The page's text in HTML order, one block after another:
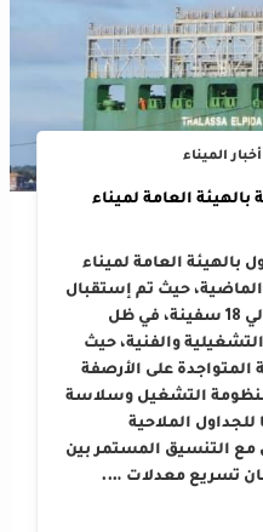
أخبار الميناء
بالهيئة العامة لميناء
بالهيئة العامة لميناء
خلال الـ 24 ساعة الماضية، حيث تم إستقبال
عدد 11 سفينة ومغادرة 7 بإجمالي 18 سفينة، في ظل
والفنية، حيث
المتواجدة على الأرصفة
منظومة التشغيل وسلاسة
الملاحية
مع التنسيق المستمر بين
تسريع معدلات ….